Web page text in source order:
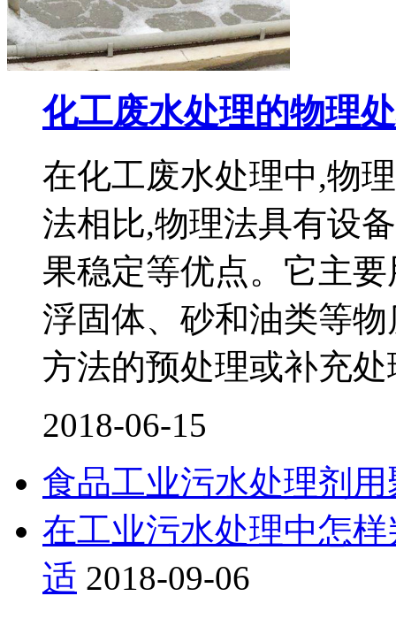
化工废水处理的物理
在化工废水处理中,物
法相比,物理法具有设
果稳定等优点。它主
浮固体、砂和油类等
方法的预处理或补充处
2018-06-15
食品工业污水处理剂
在工业污水处理中怎
适 2018-09-06